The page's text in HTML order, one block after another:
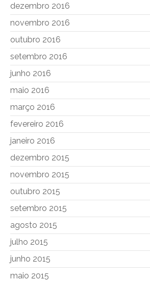
dezembro 2016
novembro 2016
outubro 2016
setembro 2016
junho 2016
maio 2016
março 2016
fevereiro 2016
janeiro 2016
dezembro 2015
novembro 2015
outubro 2015
setembro 2015
agosto 2015
julho 2015
junho 2015
maio 2015